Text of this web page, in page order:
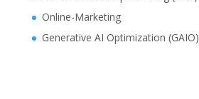
Online-Marketing
Generative AI Optimization (GAIO)